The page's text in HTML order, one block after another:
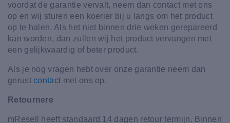
voordat de garantie vervalt, neem dan contact met ons
op en wij sturen een koerier bij u langs om het product
op te halen. Als het niet binnen drie weken gerepareerd
kan worden, dan zullen wij het product vervangen met
een gelijkwaardig of beter product.
Als je nog vragen hebt over onze garantie neem dan
gerustcontact met ons op.
Retournere
mResell heeft standaard 14 dagen retour termijn. Binnen